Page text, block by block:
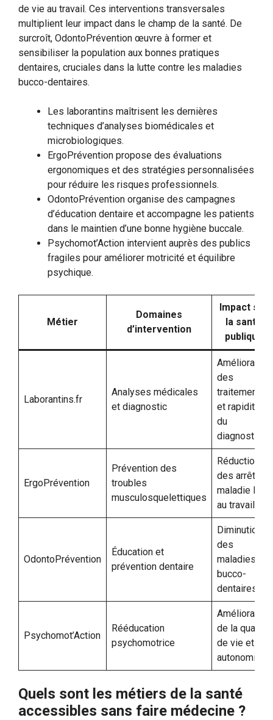
de vie au travail. Ces interventions transversales
multiplient leur impact dans le champ de la santé. De
surcroît, OdontoPrévention œuvre à former et
sensibiliser la population aux bonnes pratiques
dentaires, cruciales dans la lutte contre les maladies
bucco-dentaires.
Les laborantins maîtrisent les dernières
techniques d’analyses biomédicales et
microbiologiques.
ErgoPrévention propose des évaluations
ergonomiques et des stratégies personnalisées
pour réduire les risques professionnels.
OdontoPrévention organise des campagnes
d’éducation dentaire et accompagne les patients
dans le maintien d’une bonne hygiène buccale.
Psychomot’Action intervient auprès des publics
fragiles pour améliorer motricité et équilibre
psychique.
Métier
Domaines
d’intervention
Impact sur
la santé
publique
Laborantins.fr
Analyses médicales
et diagnostic
Amélioration
des
traitements
et rapidité
du
diagnostic
ErgoPrévention
Prévention des
troubles
musculosquelettiques
Réduction
des arrêts
maladie liés
au travail
OdontoPrévention
Éducation et
prévention dentaire
Diminution
des
maladies
bucco-
dentaires
Psychomot’Action
Rééducation
psychomotrice
Amélioration
de la qualité
de vie et
autonomie
Quels sont les métiers de la santé
accessibles sans faire médecine ?